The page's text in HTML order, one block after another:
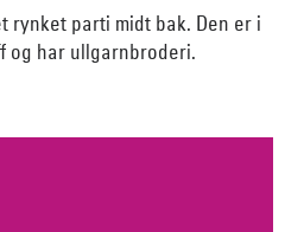
rynket parti midt bak. Den er i
og har ullgarnbroderi.